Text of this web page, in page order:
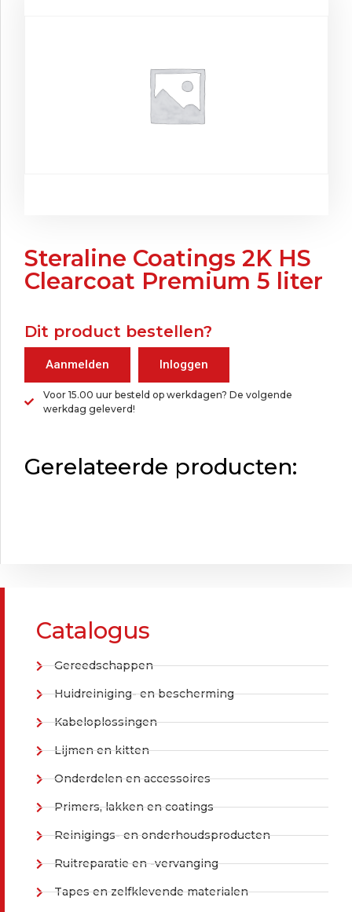
Catalogus
Gereedschappen
Huidreiniging- en bescherming
Kabeloplossingen
Lijmen en kitten
Onderdelen en accessoires
Primers, lakken en coatings
Reinigings- en onderhoudsproducten
Ruitreparatie en -vervanging
Tapes en zelfklevende materialen
Steraline Coatings 2K HS
Clearcoat Premium 5 liter
Dit product bestellen?
Aanmelden Inloggen
Voor 15.00 uur besteld op werkdagen? De volgende
werkdag geleverd!
Gerelateerde producten: